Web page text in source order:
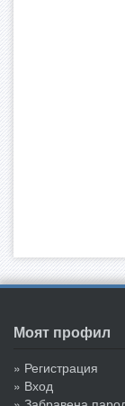
Моят профил
» Регистрация
» Вход